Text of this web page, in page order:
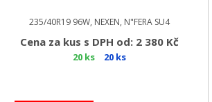
235/40R19 96W, NEXEN, N"FERA SU4
Cena za kus s DPH od: 2 380 Kč
20 ks 20 ks